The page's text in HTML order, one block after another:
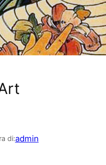
di:admin